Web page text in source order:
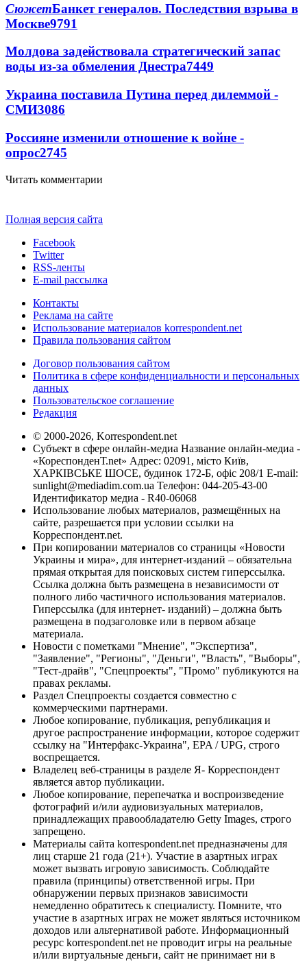
СюжетБанкет генералов. Последствия взрыва в
Москве9791
Молдова задействовала стратегический запас
воды из-за обмеления Днестра7449
Украина поставила Путина перед дилеммой -
СМИ3086
Россияне изменили отношение к войне -
опрос2745
Читать комментарии
Полная версия сайта
Facebook
Twitter
RSS-ленты
E-mail рассылка
Контакты
Реклама на сайте
Использование материалов korrespondent.net
Правила пользования сайтом
Договор пользования сайтом
Политика в сфере конфиденциальности и персональных
данных
Пользовательское соглашение
Редакция
© 2000-2026, Korrespondent.net
Субъект в сфере онлайн-медиа Название онлайн-медиа -
«КореспонденТ.net» Адрес: 02091, місто Київ,
ХАРКІВСЬКЕ ШОСЕ, будинок 172-Б, офіс 208/1 E-mail:
sunlight@mediadim.com.ua Телефон: 044-205-43-00
Идентификатор медиа - R40-06068
Использование любых материалов, размещённых на
сайте, разрешается при условии ссылки на
Корреспондент.net.
При копировании материалов со страницы «Новости
Украины и мира», для интернет-изданий – обязательна
прямая открытая для поисковых систем гиперссылка.
Ссылка должна быть размещена в независимости от
полного либо частичного использования материалов.
Гиперссылка (для интернет- изданий) – должна быть
размещена в подзаголовке или в первом абзаце
материала.
Новости с пометками "Мнение", "Экспертиза",
"Заявление", "Регионы", "Деньги", "Власть", "Выборы",
"Тест-драйв", "Спецпроекты", "Промо" публикуются на
правах рекламы.
Раздел Спецпроекты создается совместно с
коммерческими партнерами.
Любое копирование, публикация, републикация и
другое распространение информации, которое содержит
ссылку на "Интерфакс-Украина", EPA / UPG, строго
воспрещается.
Владелец веб-страницы в разделе Я- Корреспондент
является автор публикации.
Любое копирование, перепечатка и воспроизведение
фотографий и/или аудиовизуальных материалов,
принадлежащих правообладателю Getty Images, строго
запрещено.
Материалы сайта korrespondent.net предназначены для
лиц старше 21 года (21+). Участие в азартных играх
может вызвать игровую зависимость. Соблюдайте
правила (принципы) ответственной игры. При
обнаружении первых признаков зависимости
немедленно обратитесь к специалисту. Помните, что
участие в азартных играх не может являться источником
доходов или альтернативой работе. Информационный
ресурс korrespondent.net не проводит игры на реальные
и/или виртуальные деньги, сайт не принимает ни в